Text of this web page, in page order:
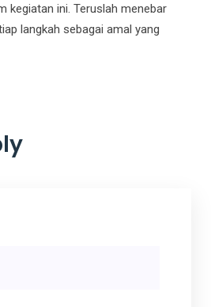
kegiatan ini. Teruslah menebar
langkah sebagai amal yang